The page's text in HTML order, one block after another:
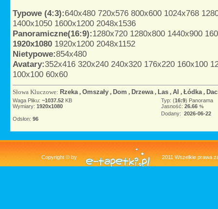
Typowe (4:3):640x480 720x576 800x600 1024x768
1400x1050 1600x1200 2048x1536
Panoramiczne(16:9):1280x720 1280x800 1440x900
1920x1080 1920x1200 2048x1152
Nietypowe:854x480
Avatary:352x416 320x240 240x320 176x220 160x100
100x100 60x60
Słowa Kluczowe: Rzeka, Omszały , Dom , Drzewa, Las , AI , Łódka,
Waga Pliku: ~1037.52 KB
Wymiary: 1920x1080
Typ: (16:9) Panorama
Jasność: 26.66 %
Odsłon: 96
Dodany: 2026-06-22
Copyright © by 2011 Wszelkie